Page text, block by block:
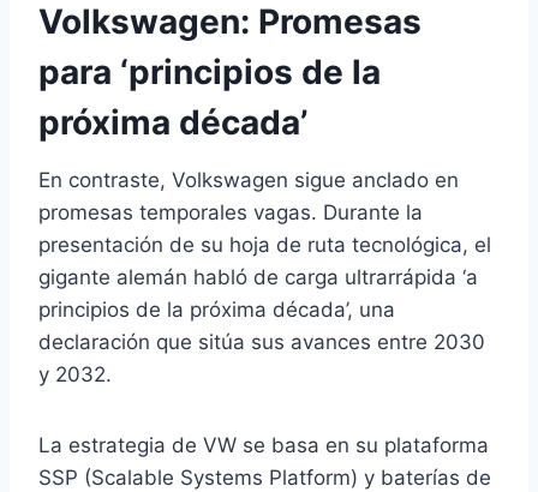
Volkswagen: Promesas
para ‘principios de la
próxima década’
En contraste, Volkswagen sigue anclado en
promesas temporales vagas. Durante la
presentación de su hoja de ruta tecnológica, el
gigante alemán habló de carga ultrarrápida ‘a
principios de la próxima década’, una
declaración que sitúa sus avances entre 2030
y 2032.
La estrategia de VW se basa en su plataforma
SSP (Scalable Systems Platform) y baterías de